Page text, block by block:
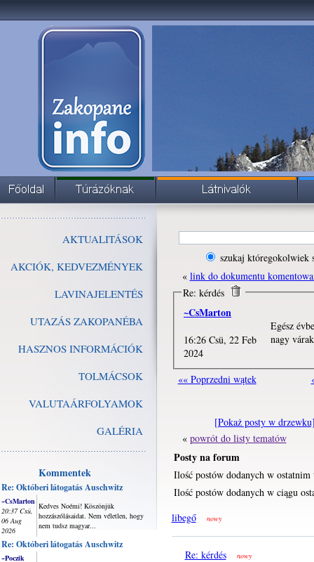
AKTUALITÁSOK
AKCIÓK, KEDVEZMÉNYEK
LAVINAJELENTÉS
UTAZÁS ZAKOPANÉBA
HASZNOS INFORMÁCIÓK
TOLMÁCSOK
VALUTAÁRFOLYAMOK
GALÉRIA
Kommentek
Re: Októberi látogatás Auschwitz
~CsMarton
20:37 Csü,
06 Aug
2026
Kedves Noémi! Köszönjük
hozzászólásaidat. Nem véletlen, hogy
nem tudsz magyar...
Re: Októberi látogatás Auschwitz
~Poczik
szukaj któregokolwiek
« link do dokumentu
Re: kérdés
~CsMarton
16:26 Csü, 22 Feb
2024
Egész
nagy
«« Poprzedni wątek
[Pokaż posty w
« powrót do listy tematów
Posty na forum
Ilość postów dodanych w ostatnim
Ilość postów dodanych w ciągu
libegő
nowy
Re: kérdés nowy